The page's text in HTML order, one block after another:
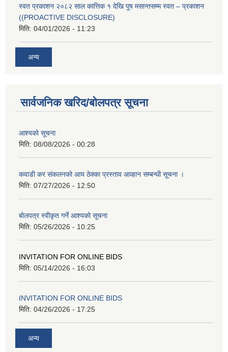
स्वत प्रकाशन २०८२ साल कात्तिक १ देखि पुष मसान्तसम्म स्वत – प्रकाशन
((PROACTIVE DISCLOSURE)
मिति: 04/01/2026 - 11:23
अन्य
सार्वजनिक खरिद/बोलपत्र सूचना
आश्यको सूचना
मिति: 08/08/2026 - 00:28
कवाडी कर संकलनको आय ठेक्का प्रस्ताव आव्हान सम्बन्धी सूचना ।
मिति: 07/27/2026 - 12:50
बोलपत्र स्वीकृत गर्ने आश्यको सूचना
मिति: 05/26/2026 - 10:25
INVITATION FOR ONLINE BIDS
मिति: 05/14/2026 - 16:03
INVITATION FOR ONLINE BIDS
मिति: 04/26/2026 - 17:25
अन्य